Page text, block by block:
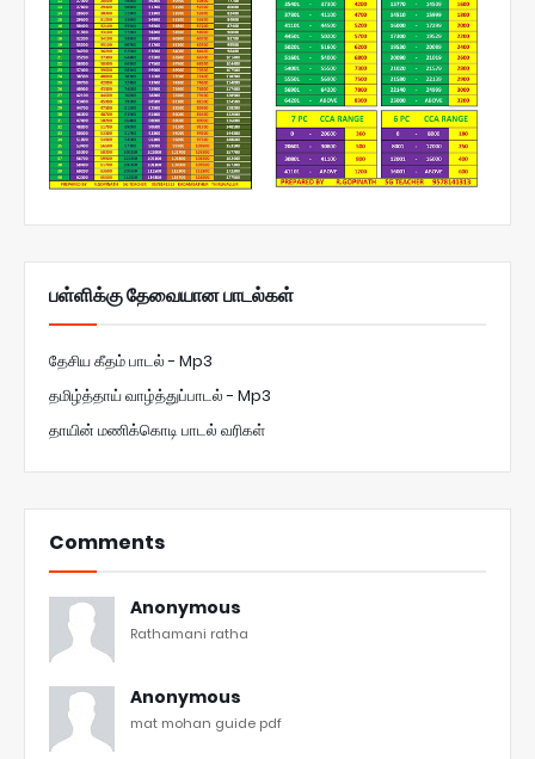
பள்ளிக்கு தேவையான பாடல்கள்
தேசிய கீதம் பாடல் - Mp3
தமிழ்த்தாய் வாழ்த்துப்பாடல் - Mp3
தாயின் மணிக்கொடி பாடல் வரிகள்
Comments
Anonymous
Rathamani ratha
Anonymous
mat mohan guide pdf